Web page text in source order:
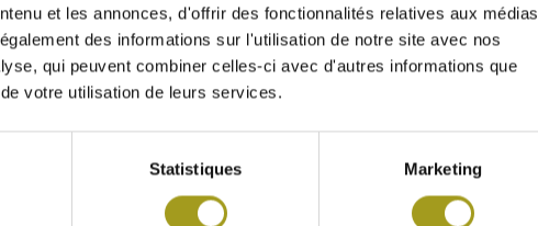
et les annonces, d'offrir des fonctionnalités relatives aux médias
des informations sur l'utilisation de notre site avec nos
qui peuvent combiner celles-ci avec d'autres informations que
votre utilisation de leurs services.
Statistiques Marketing